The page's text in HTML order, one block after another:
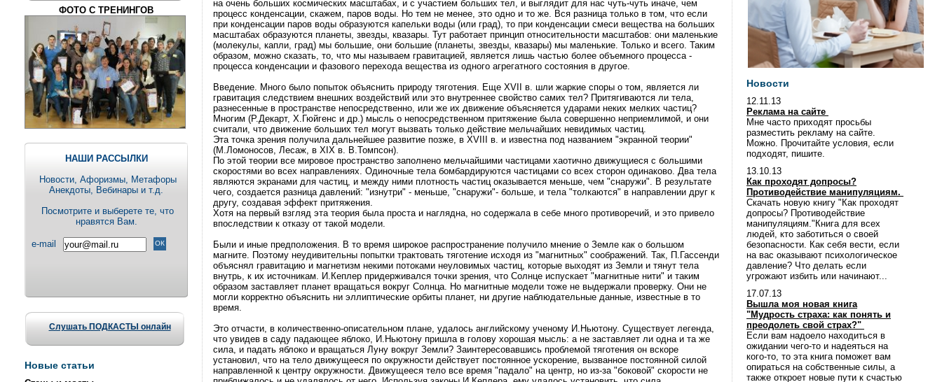
ФОТО С ТРЕНИНГОВ
НАШИ РАССЫЛКИ
Новости, Aфоризмы, Метафоры
Анекдоты, Вебинары и т.д.
Посмотрите и выберете те, что
нравятся Вам.
e-mail
Слушать ПОДКАСТЫ онлайн
Новые статьи
на очень больших космических масштабах, и с участием больших тел, и выглядит для нас чуть-чуть иначе, чем
процесс конденсации, скажем, паров воды. Но тем не менее, это одно и то же. Вся разница только в том, что если
при конденсации паров воды образуются капельки воды (или град), то при конденсации смеси вещества на больших
масштабах образуются планеты, звезды, квазары. Тут работает принцип относительности масштабов: они маленькие
(молекулы, капли, град) мы большие, они большие (планеты, звезды, квазары) мы маленькие. Только и всего. Таким
образом, можно сказать, то, что мы называем гравитацией, является лишь частью более объемного процесса -
процесса конденсации и фазового перехода вещества из одного агрегатного состояния в другое.
Введение. Много было попыток объяснить природу тяготения. Еще XVII в. шли жаркие споры о том, является ли
гравитация следствием внешних воздействий или это внутреннее свойство самих тел? Притягиваются ли тела,
разнесенные в пространстве непосредственно, или же их движение объясняется ударами неких мелких частиц?
Многим (Р.Декарт, Х.Гюйгенс и др.) мысль о непосредственном притяжение была совершенно неприемлимой, и они
считали, что движение больших тел могут вызвать только действие мельчайших невидимых частиц.
Эта точка зрения получила дальнейшее развитие позже, в XVIII в. и известна под названием "экранной теории"
(М.Ломоносов, Лесаж, в XIX в. В.Томпсон).
По этой теории все мировое пространство заполнено мельчайшими частицами хаотично движущиеся с большими
скоростями во всех направлениях. Одиночные тела бомбардируются частицами со всех сторон одинаково. Два тела
являются экранами для частиц, и между ними плотность частиц оказывается меньше, чем "снаружи". В результате
чего, создается разница давлений: "изнутри" - меньше, "снаружи"- больше, и тела "толкаются" в направлении друг к
другу, создавая эффект притяжения.
Хотя на первый взгляд эта теория была проста и наглядна, но содержала в себе много противоречий, и это привело
впоследствии к отказу от такой модели.
Были и иные предположения. В то время широкое распространение получило мнение о Земле как о большом
магните. Поэтому неудивительны попытки трактовать тяготение исходя из "магнитных" соображений. Так, П.Гассенди
объяснял гравитацию и магнетизм некими потоками неуловимых частиц, которые выходят из Земли и тянут тела
внутрь, к их источникам. И.Кеплер придерживался точки зрения, что Солнце испускает "магнитные нити" и таким
образом заставляет планет вращаться вокруг Солнца. Но магнитные модели тоже не выдержали проверку. Они не
могли корректно объяснить ни эллиптические орбиты планет, ни другие наблюдательные данные, известные в то
время.
Это отчасти, в количественно-описательном плане, удалось английскому ученому И.Ньютону. Существует легенда,
что увидев в саду падающее яблоко, И.Ньютону пришла в голову хорошая мысль: а не заставляет ли одна и та же
сила, и падать яблоко и вращаться Луну вокруг Земли? Заинтересовавшись проблемой тяготения он вскоре
установил, что на тело движущееся по окружности действует постоянное ускорение, вызванное постоянной силой
направленной к центру окружности. Движущееся тело все время "падало" на центр, но из-за "боковой" скорости не
Новости
12.11.13
Реклама на сайте
Мне часто приходят просьбы
разместить рекламу на сайте.
Можно. Прочитайте условия, если
подходят, пишите.
13.10.13
Как проходят допросы?
Противодействие манипуляциям.
Скачать новую книгу "Как проходят
допросы? Противодействие
манипуляциям."Книга для всех
людей, кто заботиться о своей
безопасности. Как себя вести, если
на вас оказывают психологическое
давление? Что делать если
угрожают избить или начинают...
17.07.13
Вышла моя новая книга
"Мудрость страха: как понять и
преодолеть свой страх?"
Если вам надоело находиться в
ожидании чего-то и надеяться на
кого-то, то эта книга поможет вам
опираться на собственные силы, а
также откроет новые пути к счастью